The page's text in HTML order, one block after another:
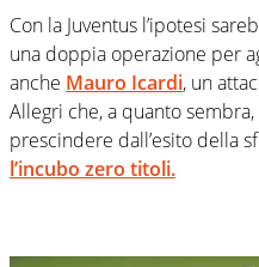
Con la Juventus l’ipotesi
una doppia operazione per
anche Mauro Icardi, un
Allegri che, a quanto
prescindere dall’esito della
l’incubo zero titoli.